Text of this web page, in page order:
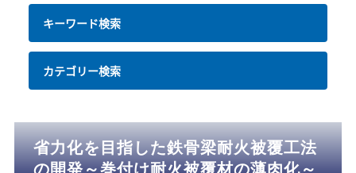
キーワード検索
カテゴリー検索
省力化を目指した鉄骨梁耐火被覆工法
の開発～巻付け耐火被覆材の薄肉化～